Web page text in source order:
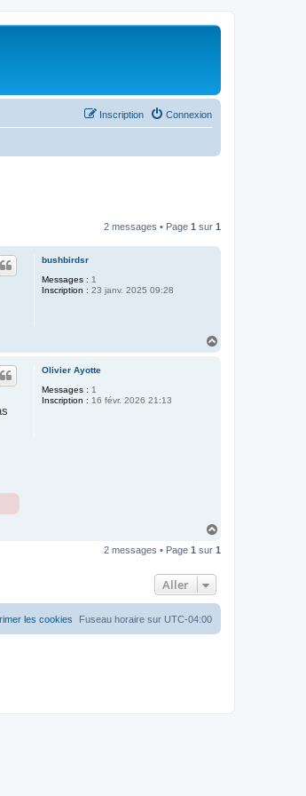
Connexion
Inscription
2 messages • Page 1 sur 1
bushbirdsr
Messages : 1
Inscription : 23 janv. 2025 09:28
Olivier Ayotte
Messages : 1
Inscription : 16 févr. 2026 21:13
u
2 messages • Page 1 sur 1
Aller
Fuseau horaire sur UTC-04:00
les cookies